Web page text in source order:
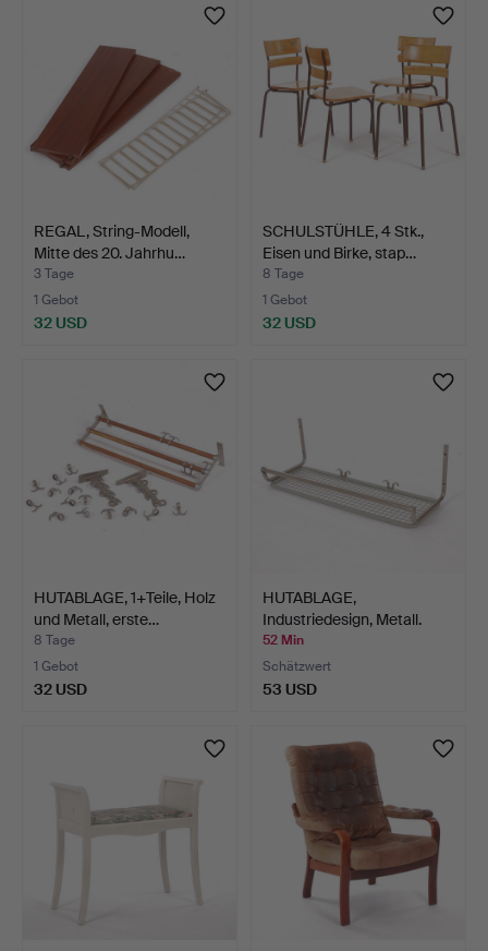
REGAL, String-Modell,
Mitte des 20. Jahrhu…
3 Tage
1 Gebot
32 USD
SCHULSTÜHLE, 4 Stk.,
Eisen und Birke, stap…
8 Tage
1 Gebot
32 USD
HUTABLAGE, 1+Teile, Holz
und Metall, erste…
8 Tage
1 Gebot
32 USD
HUTABLAGE,
Industriedesign, Metall.
52 Min
Schätzwert
53 USD